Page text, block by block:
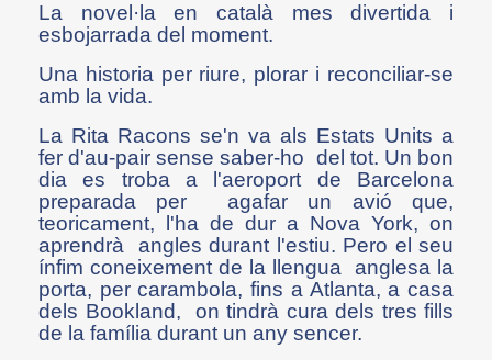
La novel·la en català mes divertida i
esbojarrada del moment.
Una historia per riure, plorar i reconciliar-se
amb la vida.
La Rita Racons se'n va als Estats Units a
fer d'au-pair sense saber-ho del tot. Un bon
dia es troba a l'aeroport de Barcelona
preparada per agafar un avió que,
teoricament, l'ha de dur a Nova York, on
aprendrà angles durant l'estiu. Pero el seu
ínfim coneixement de la llengua anglesa la
porta, per carambola, fins a Atlanta, a casa
dels Bookland, on tindrà cura dels tres fills
de la família durant un any sencer.